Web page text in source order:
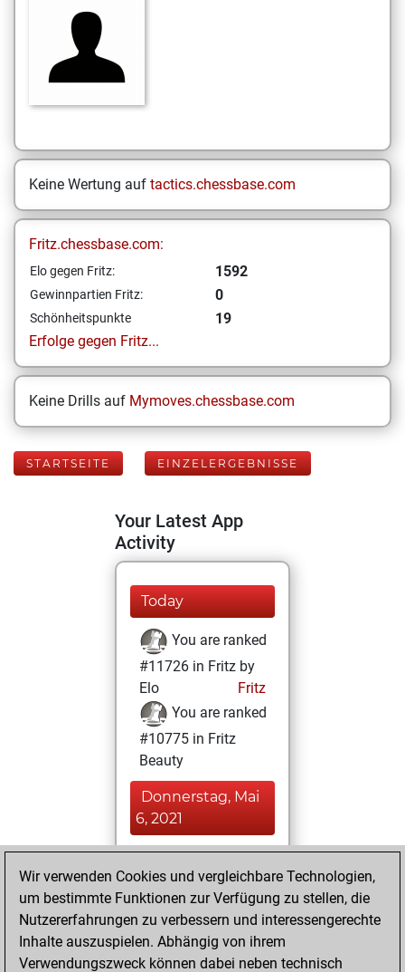
Keine Wertung auf tactics.chessbase.com
Fritz.chessbase.com:
Elo gegen Fritz: 1592
Gewinnpartien Fritz: 0
Schönheitspunkte
19
Erfolge gegen Fritz...
Keine Drills auf Mymoves.chessbase.com
STARTSEITE EINZELERGEBNISSE
Your Latest App
Activity
Today
You are ranked
#11726 in Fritz by
Elo
Fritz
You are ranked
#10775 in Fritz
Beauty
Donnerstag, Mai
6, 2021
You achieved a
BeautyScore of 19
Fritz
You
achieved a new Elo
of 1592
Wir verwenden Cookies und vergleichbare Technologien,
um bestimmte Funktionen zur Verfügung zu stellen, die
Nutzererfahrungen zu verbessern und interessengerechte
Inhalte auszuspielen. Abhängig von ihrem
Verwendungszweck können dabei neben technisch